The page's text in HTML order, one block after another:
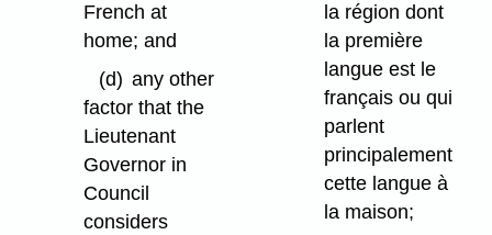
French at
home; and
(d) any other
factor that the
Lieutenant
Governor in
Council
considers
la région dont
la première
langue est le
français ou qui
parlent
principalement
cette langue à
la maison;